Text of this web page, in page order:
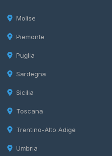
Molise
Piemonte
Puglia
Sardegna
Sicilia
Toscana
Trentino-Alto Adige
Umbria